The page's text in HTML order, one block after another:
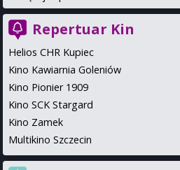
Repertuar Kin
Helios CHR Kupiec
Kino Kawiarnia Goleniów
Kino Pionier 1909
Kino SCK Stargard
Kino Zamek
Multikino Szczecin